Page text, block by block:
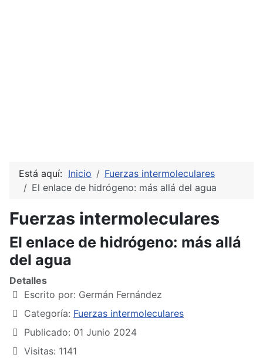
Está aquí: Inicio
Fuerzas intermoleculares
El enlace de hidrógeno: más allá del agua
Fuerzas intermoleculares
El enlace de hidrógeno: más allá
del agua
Detalles
Escrito por: Germán Fernández
Categoría: Fuerzas intermoleculares
Publicado: 01 Junio 2024
Visitas: 1141